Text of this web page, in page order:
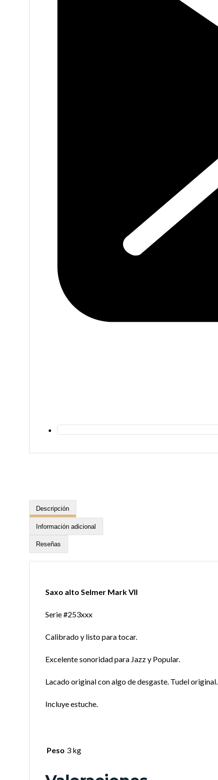
Descripción
Información adicional
Reseñas
Saxo alto Selmer Mark VII
Serie #253xxx
Calibrado y listo para tocar.
Excelente sonoridad para Jazz y Popular.
Lacado original con algo de desgaste. Tudel original.
Incluye estuche.
Peso 3 kg